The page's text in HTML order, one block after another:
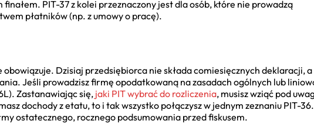
PIT-37 z kolei przeznaczony jest dla osób, które nie prowadzą
płatników (np. z umowy o pracę).
Dzisiaj przedsiębiorca nie składa comiesięcznych deklaracji, a
Jeśli prowadzisz firmę opodatkowaną na zasadach ogólnych lub
Zastanawiając się, jaki PIT wybrać do rozliczenia, musisz wziąć pod
dochody z etatu, to i tak wszystko połączysz w jednym zeznaniu PIT-36.
ostatecznego, rocznego podsumowania przed fiskusem.